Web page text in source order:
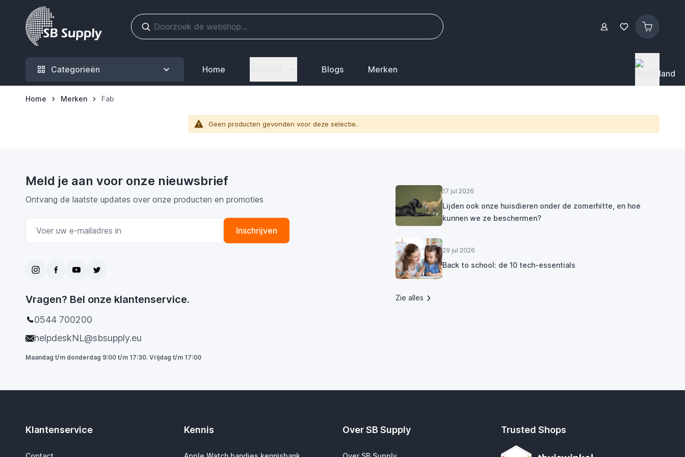
Ga naar de inhoud
Categorieën Home Blogs Merken
Home Merken Fab
Geen producten gevonden voor deze selectie.
Meld je aan voor onze nieuwsbrief
Ontvang de laatste updates over onze producten en promoties
Inschrijven
Vragen? Bel onze klantenservice.
0544 700200
helpdeskNL@sbsupply.eu
Maandag t/m donderdag 9:00 t/m 17:30. Vrijdag t/m 17:00
17 jul 2026
Lijden ook onze huisdieren onder de zomerhitte, en hoe
kunnen we ze beschermen?
29 jul 2026
Back to school: de 10 tech-essentials
Zie alles
Klantenservice Kennis Over SB Supply Trusted Shops